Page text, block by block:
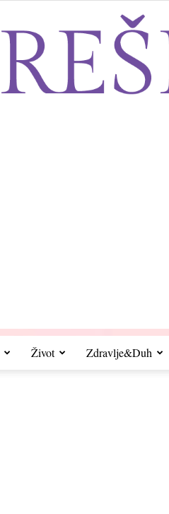
Život Zdravlje&Duh